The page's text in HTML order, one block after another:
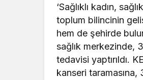
‘Sağlıklı kadın,
toplum bilincinin
hem de şehirde
sağlık merkezinde,
tedavisi yaptırıldı.
kanseri taramasına,